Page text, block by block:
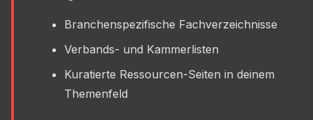
Branchenspezifische Fachverzeichnisse
Verbands- und Kammerlisten
Kuratierte Ressourcen-Seiten in deinem
Themenfeld